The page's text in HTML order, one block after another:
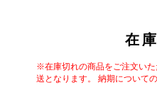
在
※在庫切れの商品をご注文い
送となります。 納期について